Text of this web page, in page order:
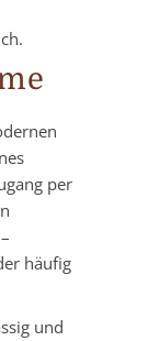
per
häufig
und